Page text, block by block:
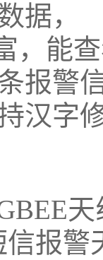
据，
，能
报警
汉字
报警